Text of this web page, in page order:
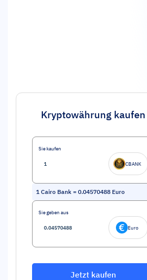
Kryptowährung kaufen
Sie kaufen
CBANK
1 Cairo Bank = 0.04570488 Euro
Sie geben aus
Euro
Jetzt kaufen